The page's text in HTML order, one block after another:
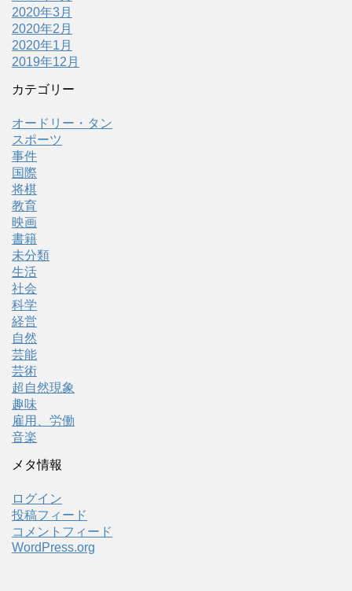
2020年3月
2020年2月
2020年1月
2019年12月
カテゴリー
オードリー・タン
スポーツ
事件
国際
将棋
教育
映画
書籍
未分類
生活
社会
科学
経営
自然
芸能
芸術
超自然現象
趣味
雇用、労働
音楽
メタ情報
ログイン
投稿フィード
コメントフィード
WordPress.org